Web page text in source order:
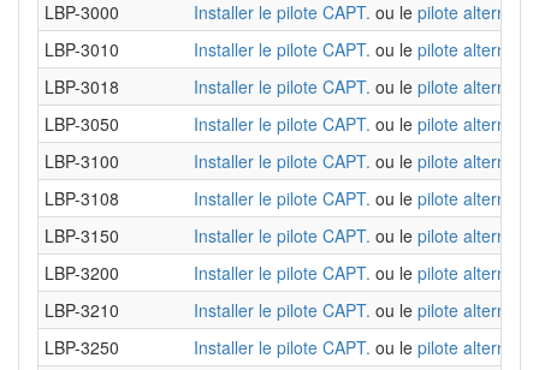
LBP-3000
Installer le pilote CAPT. ou le pilote alternatif
LBP-3010
Installer le pilote CAPT. ou le pilote alternatif
LBP-3018
Installer le pilote CAPT. ou le pilote alternatif
LBP-3050
Installer le pilote CAPT. ou le pilote alternatif
LBP-3100
Installer le pilote CAPT. ou le pilote alternatif
LBP-3108
Installer le pilote CAPT. ou le pilote alternatif
LBP-3150
Installer le pilote CAPT. ou le pilote alternatif
LBP-3200
Installer le pilote CAPT. ou le pilote alternatif
LBP-3210
Installer le pilote CAPT. ou le pilote alternatif
LBP-3250
Installer le pilote CAPT. ou le pilote alternatif